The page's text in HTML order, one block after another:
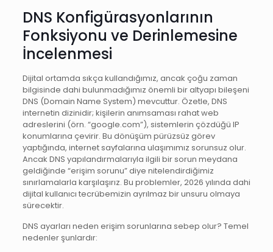
DNS Konfigürasyonlarının
Fonksiyonu ve Derinlemesine
İncelenmesi
Dijital ortamda sıkça kullandığımız, ancak çoğu zaman
bilgisinde dahi bulunmadığımız önemli bir altyapı bileşeni
DNS (Domain Name System) mevcuttur. Özetle, DNS
internetin dizinidir; kişilerin anımsaması rahat web
adreslerini (örn. “google.com”), sistemlerin çözdüğü IP
konumlarına çevirir. Bu dönüşüm pürüzsüz görev
yaptığında, internet sayfalarına ulaşımımız sorunsuz olur.
Ancak DNS yapılandırmalarıyla ilgili bir sorun meydana
geldiğinde “erişim sorunu” diye nitelendirdiğimiz
sınırlamalarla karşılaşırız. Bu problemler, 2026 yılında dahi
dijital kullanıcı tecrübemizin ayrılmaz bir unsuru olmaya
sürecektir.
DNS ayarları neden erişim sorunlarına sebep olur? Temel
nedenler şunlardır: